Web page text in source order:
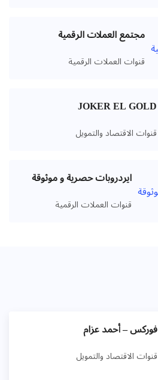
مجتمع العملات الرقمية
قنوات العملات الرقمية
JOKER EL GOLD
قنوات الاقتصاد والتمويل
ايردروبات حصرية و موثوقة
قنوات العملات الرقمية
فوركس – أحمد عزام
قنوات الاقتصاد والتمويل